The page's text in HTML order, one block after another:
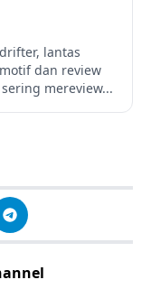
lantas
dan review
mereview...